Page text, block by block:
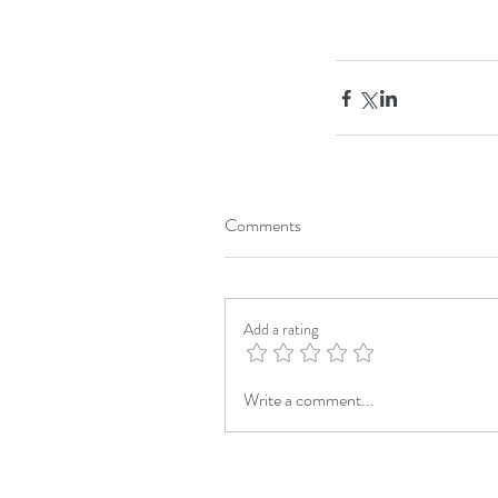
Comments
Add a rating
Write a comment...